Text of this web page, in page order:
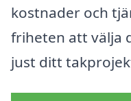
kostnader och
friheten att välja
just ditt